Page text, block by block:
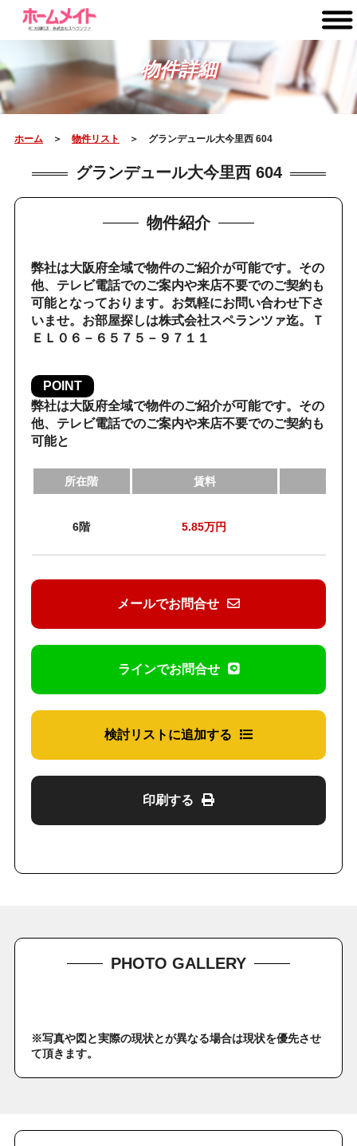
物件詳細
ホーム＞ 物件リスト ＞ グランデュール大今里西 604
グランデュール大今里西 604
物件紹介
弊社は大阪府全域で物件のご紹介が可能です。その
他、テレビ電話でのご案内や来店不要でのご契約も
可能となっております。お気軽にお問い合わせ下さ
いませ。お部屋探しは株式会社スペランツァ迄。Ｔ
ＥＬ０６－６５７５－９７１１
POINT
弊社は大阪府全域で物件のご紹介が可能です。その
他、テレビ電話でのご案内や来店不要でのご契約も
可能と
所在階 賃料 管理
6階 5.85万円
メールでお問合せ
ラインでお問合せ
検討リストに追加する
印刷する
PHOTO GALLERY
※写真や図と実際の現状とが異なる場合は現状を優先させ
て頂きます。